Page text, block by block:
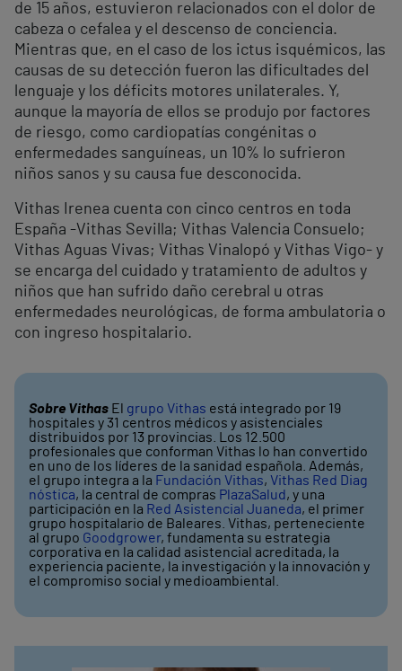
de 15 años, estuvieron relacionados con el dolor de
cabeza o cefalea y el descenso de conciencia.
Mientras que, en el caso de los ictus isquémicos, las
causas de su detección fueron las dificultades del
lenguaje y los déficits motores unilaterales. Y,
aunque la mayoría de ellos se produjo por factores
de riesgo, como cardiopatías congénitas o
enfermedades sanguíneas, un 10% lo sufrieron
niños sanos y su causa fue desconocida.
Vithas Irenea cuenta con cinco centros en toda
España -Vithas Sevilla; Vithas Valencia Consuelo;
Vithas Aguas Vivas; Vithas Vinalopó y Vithas Vigo- y
se encarga del cuidado y tratamiento de adultos y
niños que han sufrido daño cerebral u otras
enfermedades neurológicas, de forma ambulatoria o
con ingreso hospitalario.
Sobre Vithas El grupo Vithas está integrado por 19
hospitales y 31 centros médicos y asistenciales
distribuidos por 13 provincias. Los 12.500
profesionales que conforman Vithas lo han convertido
en uno de los líderes de la sanidad española. Además,
el grupo integra a la Fundación Vithas, Vithas Red Diag
nóstica, la central de compras PlazaSalud, y una
participación en la Red Asistencial Juaneda, el primer
grupo hospitalario de Baleares. Vithas, perteneciente
al grupo Goodgrower, fundamenta su estrategia
corporativa en la calidad asistencial acreditada, la
experiencia paciente, la investigación y la innovación y
el compromiso social y medioambiental.